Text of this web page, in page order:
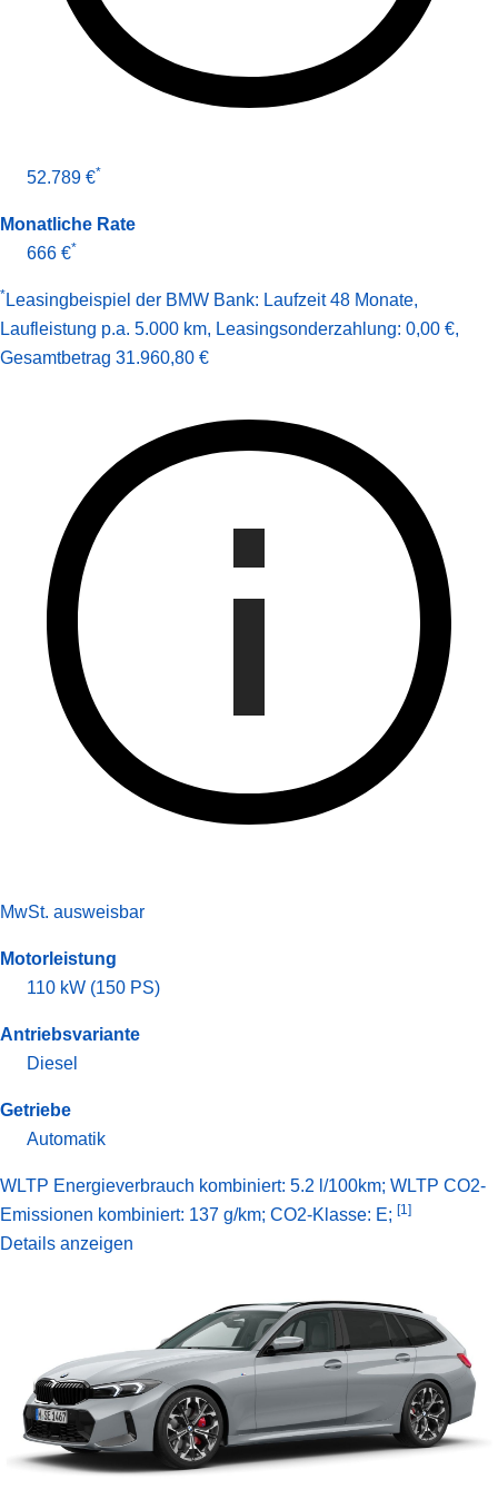
52.789 €*
Monatliche Rate
666 €*
* Leasingbeispiel der BMW Bank: Laufzeit 48 Monate,
Laufleistung p.a. 5.000 km, Leasingsonderzahlung: 0,00 €,
Gesamt­betrag 31.960,80 €
MwSt. ausweisbar
Motorleistung
110 kW (150 PS)
Antriebsvariante
Diesel
Getriebe
Automatik
WLTP Energieverbrauch kombiniert: 5.2 l/100km; WLTP CO2-
Emissionen kombiniert: 137 g/km; CO2-Klasse: E; [1]
Details anzeigen